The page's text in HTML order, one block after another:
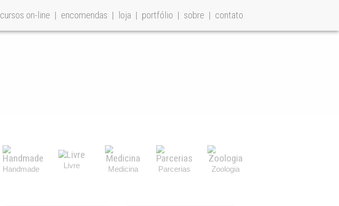
cursos on-line encomendas loja portfólio sobre contato
Handmade Livre Medicina Parcerias Zoologia